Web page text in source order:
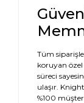
Tüm
koruyan
süreci
ulaşır.
%100